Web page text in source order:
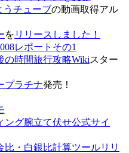
うチューブの動画取得アル
を リリースしました！
レポートその1
の時間旅行攻略Wikiスター
プラチナ発売！
ング腕立て伏せ公式サイ
比・白銀比計算ツールリリ